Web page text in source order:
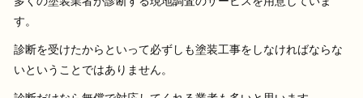
す。
診断を受けたからといって必ずしも塗装工事をしなければならな
いということではありません。